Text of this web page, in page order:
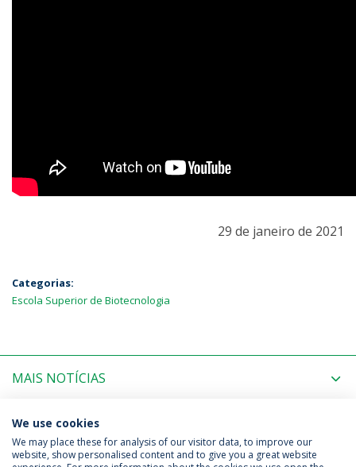
29 de janeiro de 2021
Categorias:
Escola Superior de Biotecnologia
MAIS NOTÍCIAS
PRÓXIMOS EVENTOS
We use cookies
We may place these for analysis of our visitor data, to improve our
website, show personalised content and to give you a great website